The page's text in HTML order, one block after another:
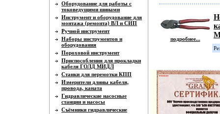
Оборудование для работы с
токоведущими шинами
Инструмент и оборудование для
монтажа (ремонта) ВЛ и СИП
Ручной инструмент
Наборы инструментов и
оборудования
Пороховой инструмент
Приспособления для прокладки
кабеля ГОЛД МИДЛ
Станки для перемотки КПП
Измерители длины кабеля,
провода, каната
Гидравлические насосные
станции и насосы
Съёмники гидравлические
подробнее...